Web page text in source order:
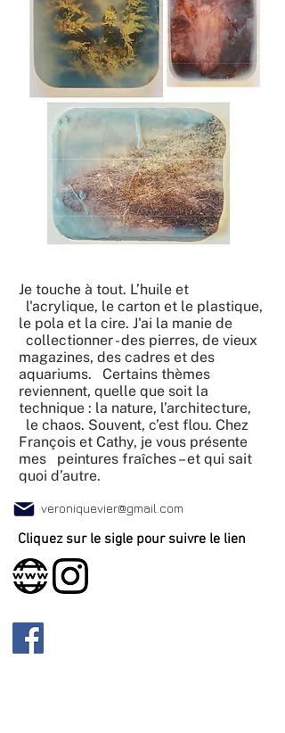
Je touche à tout. L’huile et
l'acrylique, le carton et le plastique,
le pola et la cire. J'ai la manie de
collectionner - des pierres, de vieux
magazines, des cadres et des
aquariums. Certains thèmes
reviennent, quelle que soit la
technique : la nature, l’architecture,
le chaos. Souvent, c’est flou. Chez
François et Cathy, je vous présente
mes peintures fraîches – et qui sait
quoi d’autre.
veroniquevier@gmail.com
Cliquez sur le sigle pour suivre le lien